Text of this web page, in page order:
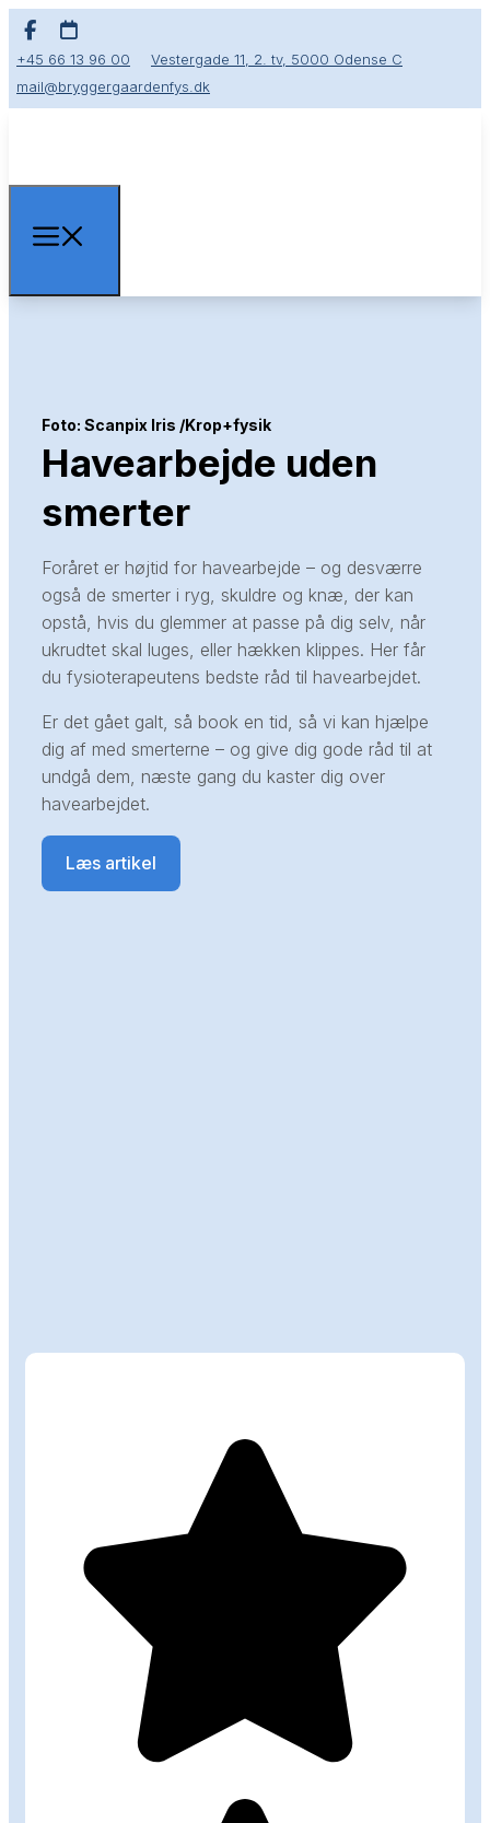
+45 66 13 96 00
Vestergade 11, 2. tv, 5000 Odense C
mail@bryggergaardenfys.dk
Foto: Scanpix Iris /Krop+fysik​
Havearbejde uden
smerter
Foråret er højtid for havearbejde – og desværre
også de smerter i ryg, skuldre og knæ, der kan
opstå, hvis du glemmer at passe på dig selv, når
ukrudtet skal luges, eller hækken klippes. Her får
du fysioterapeutens bedste råd til havearbejdet.
Er det gået galt, så book en tid, så vi kan hjælpe
dig af med smerterne – og give dig gode råd til at
undgå dem, næste gang du kaster dig over
havearbejdet.​
Læs artikel